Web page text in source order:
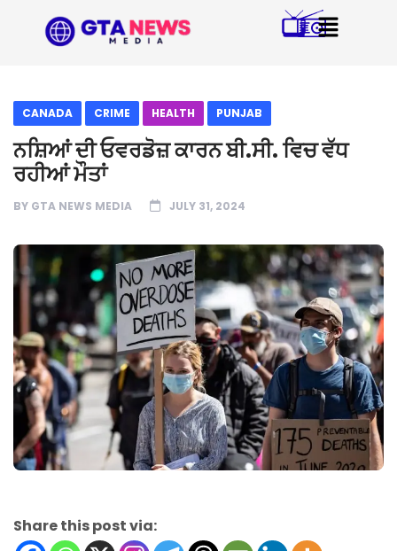
CANADA CRIME HEALTH PUNJAB
ਨਸ਼ਿਆਂ ਦੀ ਓਵਰਡੋਜ਼ ਕਾਰਨ ਬੀ.ਸੀ. ਵਿਚ ਵੱਧ
ਰਹੀਆਂ ਮੌਤਾਂ
BY GTA NEWS MEDIA JULY 31, 2024
Share this post via: